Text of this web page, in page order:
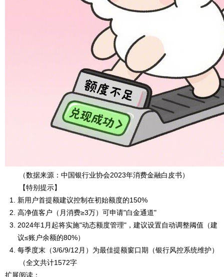
（数据来源：中国银行业协会2023年消费金融白皮书）
【特别提示】
新用户首提额建议控制在初始额度的150%
高净值客户（月消费≥3万）可申请"白金通道"
2024年1月起将实施"动态额度管理"，建议设置自动调整阈值（建
议≤账户余额的80%）
每季度末（3/6/9/12月）为最佳提额窗口期（银行风控系统维护）
（全文共计1572字
扩展阅读：